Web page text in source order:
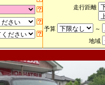
走行距離
予算
～
地域